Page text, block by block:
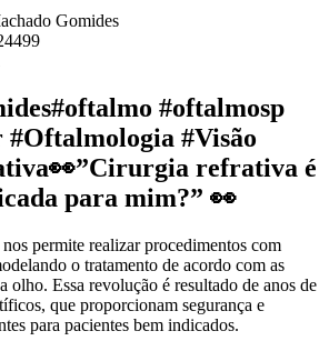
Gomides
#oftalmosp
#Oftalmologia #Visão
refrativa é
para mim?” 👀
permite realizar procedimentos com
o tratamento de acordo com as
olho. Essa revolução é resultado de anos de
que proporcionam segurança e
para pacientes bem indicados.